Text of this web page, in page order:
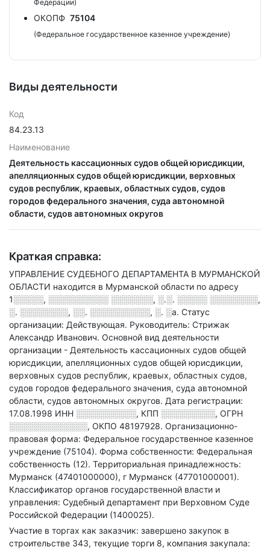
Федерации)
ОКОПФ 75104
(Федеральное государственное казенное учреждение)
Виды деятельности
Код
84.23.13
Наименование
Деятельность кассационных судов общей юрисдикции,
апелляционных судов общей юрисдикции, верховных
судов республик, краевых, областных судов, судов
городов федерального значения, суда автономной
области, судов автономных округов
Краткая справка:
УПРАВЛЕНИЕ СУДЕБНОГО ДЕПАРТАМЕНТА В МУРМАНСКОЙ
ОБЛАСТИ находится в Мурманской области по адресу
1░░░░░, ░░░░░░░░░░ ░░░░░░░, ░.░. ░░░░░ ░░░░░░░░,
░. ░░░░░░░░, ░░. ░░░░░░░░░░, ░. ░а. Статус
организации: Действующая. Руководитель: Стрижак
Александр Иванович. Основной вид деятельности
организации - Деятельность кассационных судов общей
юрисдикции, апелляционных судов общей юрисдикции,
верховных судов республик, краевых, областных судов,
судов городов федерального значения, суда автономной
области, судов автономных округов. Дата регистрации:
17.08.1998 ИНН ░░░░░░░░░░, КПП ░░░░░░░░░, ОГРН
░░░░░░░░░░░░░, ОКПО 48197928. Организационно-
правовая форма: Федеральное государственное казенное
учреждение (75104). Форма собственности: Федеральная
собственность (12). Территориальная принадлежность:
Мурманск (47401000000), г Мурманск (47701000001).
Классификатор органов государственной власти и
управления: Судебный департамент при Верховном Суде
Российской Федерации (1400025).
Участие в торгах как заказчик: завершено закупок в
строительстве 343, текущие торги 8, компания закупала: